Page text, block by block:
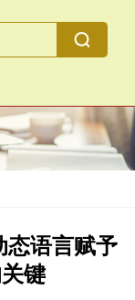
态语言赋予
键